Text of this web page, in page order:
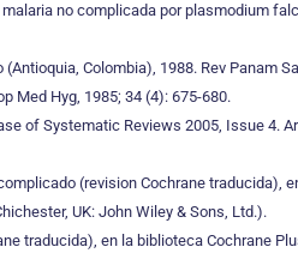
no complicada por plasmodium
Colombia), 1988. Rev Panam
Med Hyg, 1985; 34 (4): 675-680.
of Systematic Reviews 2005, Issue 4.
(revision Cochrane traducida),
UK: John Wiley & Sons, Ltd.).
traducida), en la biblioteca Cochrane